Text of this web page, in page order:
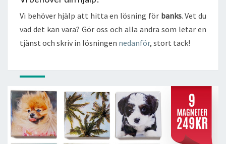
Vi behöver hjälp att hitta en lösning för banks. Vet du
vad det kan vara? Gör oss och alla andra som letar en
tjänst och skriv in lösningen nedanför, stort tack!